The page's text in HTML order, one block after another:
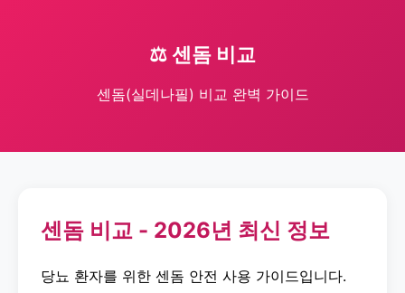
⚖️ 센돔 비교
센돔(실데나필) 비교 완벽 가이드
센돔 비교 - 2026년 최신 정보
당뇨 환자를 위한 센돔 안전 사용 가이드입니다.